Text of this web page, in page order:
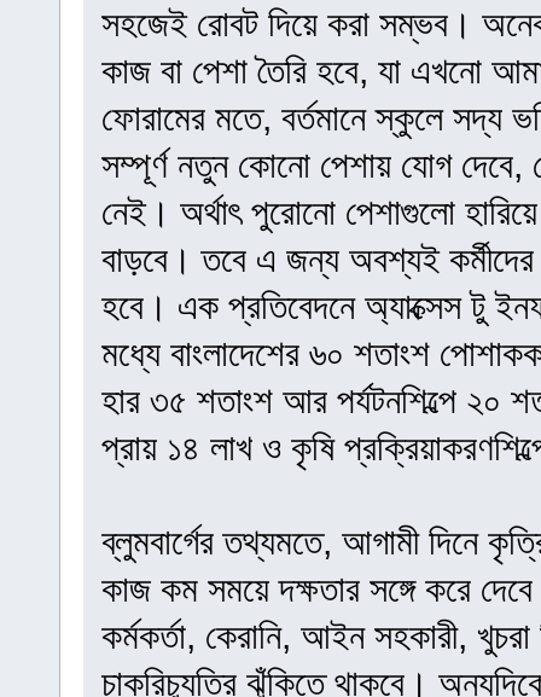
সহজেই রোবট দিয়ে করা সম্ভব।
কাজ বা পেশা তৈরি হবে, যা এখনো
ফোরামের মতে, বর্তমানে স্কুলে সদ্য
সম্পূর্ণ নতুন কোনো পেশায় যোগ
নেই। অর্থাৎ পুরোনো পেশাগুলো
বাড়বে। তবে এ জন্য অবশ্যই কর্মীদের
হবে। এক প্রতিবেদনে অ্যাক্সেস টু
মধ্যে বাংলাদেশের ৬০ শতাংশ
হার ৩৫ শতাংশ আর পর্যটনশিল্পে ২০
প্রায় ১৪ লাখ ও কৃষি
ব্লুমবার্গের তথ্যমতে, আগামী দিনে
কাজ কম সময়ে দক্ষতার সঙ্গে করে
কর্মকর্তা, কেরানি, আইন সহকারী, খুচরা
চাকরিচ্যুতির ঝুঁকিতে থাকবে।